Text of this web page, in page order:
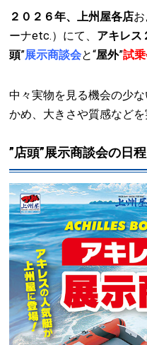
２０２６年、上州屋各店
ーナetc.）にて、 アキレス
頭”展示商談会と“屋外”試
中々実物を見る機会の少
かめ、大きさや質感などを
”店頭”展示商談会の日